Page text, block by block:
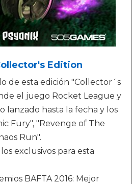
Edition
de esta edición "Collector´s
el juego Rocket League y
lanzado hasta la fecha y los
Fury", "Revenge of The
Run".
exclusivos para esta
BAFTA 2016: Mejor